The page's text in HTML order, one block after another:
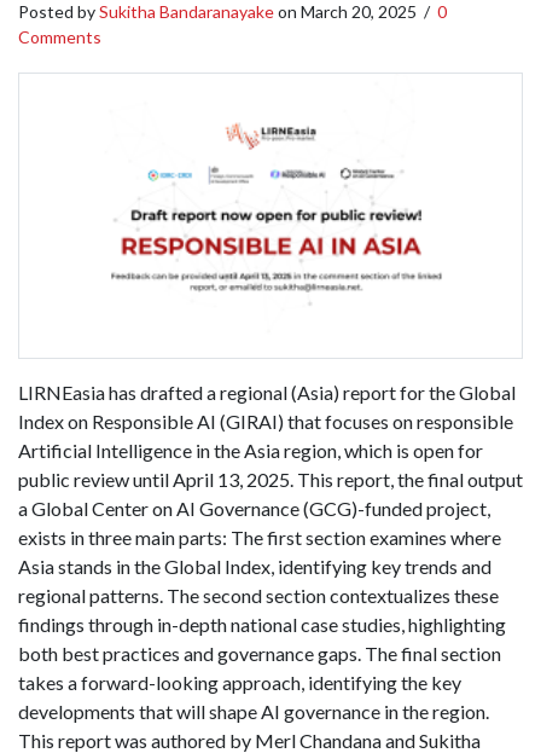
Posted bySukitha Bandaranayakeon March 20, 2025 / 0
Comments
LIRNEasia has drafted a regional (Asia) report for the Global
Index on Responsible AI (GIRAI) that focuses on responsible
Artificial Intelligence in the Asia region, which is open for
public review until April 13, 2025. This report, the final output
a Global Center on AI Governance (GCG)-funded project,
exists in three main parts: The first section examines where
Asia stands in the Global Index, identifying key trends and
regional patterns. The second section contextualizes these
findings through in-depth national case studies, highlighting
both best practices and governance gaps. The final section
takes a forward-looking approach, identifying the key
developments that will shape AI governance in the region.
This report was authored by Merl Chandana and Sukitha